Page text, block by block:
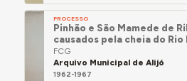
PROCESSO
Pinhão e São Mamede de
causados pela cheia do Rio
FCG
Arquivo Municipal de Alijó
1962-1967